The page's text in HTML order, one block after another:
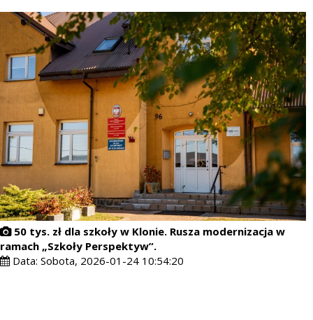
50 tys. zł dla szkoły w Klonie. Rusza modernizacja w
ramach „Szkoły Perspektyw”.
Data: Sobota, 2026-01-24 10:54:20